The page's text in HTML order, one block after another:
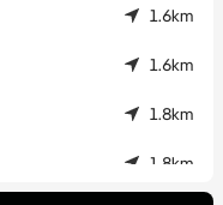
1.6km
1.6km
1.8km
1.8km